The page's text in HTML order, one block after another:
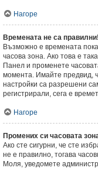
Нагоре
Времената не са правилни!
Възможно е времената
часова зона. Ако това е
Панел и променете
момента. Имайте предвид,
настройки са разрешени
регистрирали, сега е
Нагоре
Промених си часовата
Ако сте сигурни, че сте
не е правилно, тогава
Моля, уведомете